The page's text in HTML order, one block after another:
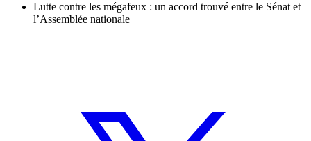
Lutte contre les mégafeux : un accord trouvé entre le Sénat et
l’Assemblée nationale